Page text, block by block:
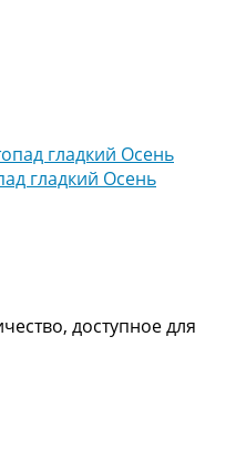
гладкий Осень
доступное для